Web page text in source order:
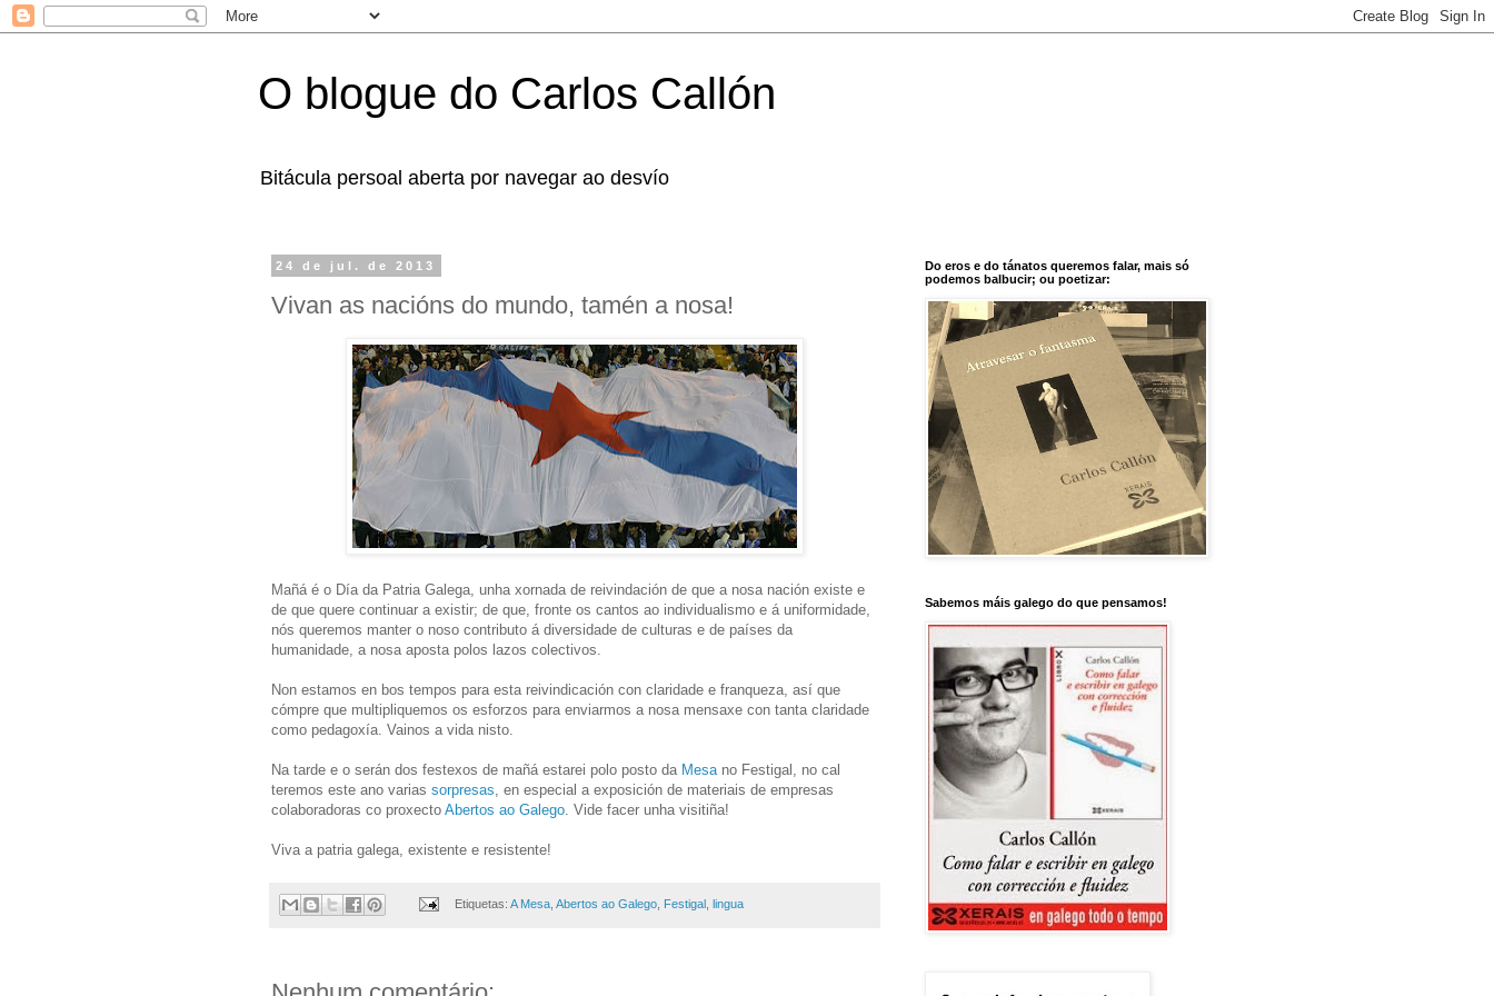
O blogue do Carlos Callón
Bitácula persoal aberta por navegar ao desvío
24 de jul. de 2013
Vivan as nacións do mundo, tamén a nosa!
Mañá é o Día da Patria Galega, unha xornada de reivindación de que a nosa nación existe e
de que quere continuar a existir; de que, fronte os cantos ao individualismo e á uniformidade,
nós queremos manter o noso contributo á diversidade de culturas e de países da
humanidade, a nosa aposta polos lazos colectivos.
Non estamos en bos tempos para esta reivindicación con claridade e franqueza, así que
cómpre que multipliquemos os esforzos para enviarmos a nosa mensaxe con tanta claridade
como pedagoxía. Vainos a vida nisto.
Na tarde e o serán dos festexos de mañá estarei polo posto da Mesa no Festigal, no cal
teremos este ano varias sorpresas , en especial a exposición de materiais de empresas
colaboradoras co proxecto Abertos ao Galego . Vide facer unha visitiña!
Viva a patria galega, existente e resistente!
Etiquetas: A Mesa, Abertos ao Galego, Festigal, lingua
Do eros e do tánatos queremos falar, mais só
podemos balbucir; ou poetizar:
Sabemos máis galego do que pensamos!